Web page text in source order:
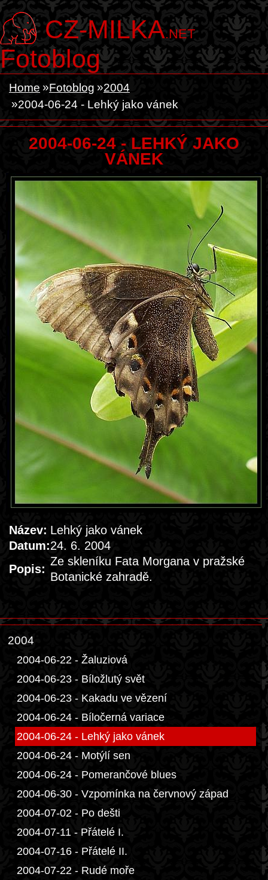
CZ-MILKA.NET
Fotoblog
Home Fotoblog
2004
2004-06-24 - Lehký jako vánek
2004-06-24 - LEHKÝ JAKO
VÁNEK
Název: Lehký jako vánek
Datum:24. 6. 2004
Popis:
Ze skleníku Fata Morgana v pražské
Botanické zahradě.
2004
2004-06-22 - Žaluziová
2004-06-23 - Bíložlutý svět
2004-06-23 - Kakadu ve vězení
2004-06-24 - Bíločerná variace
2004-06-24 - Lehký jako vánek
2004-06-24 - Motýlí sen
2004-06-24 - Pomerančové blues
2004-06-30 - Vzpomínka na červnový západ
2004-07-02 - Po dešti
2004-07-11 - Přátelé I.
2004-07-16 - Přátelé II.
2004-07-22 - Rudé moře